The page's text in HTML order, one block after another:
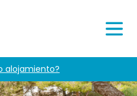
alojamiento?